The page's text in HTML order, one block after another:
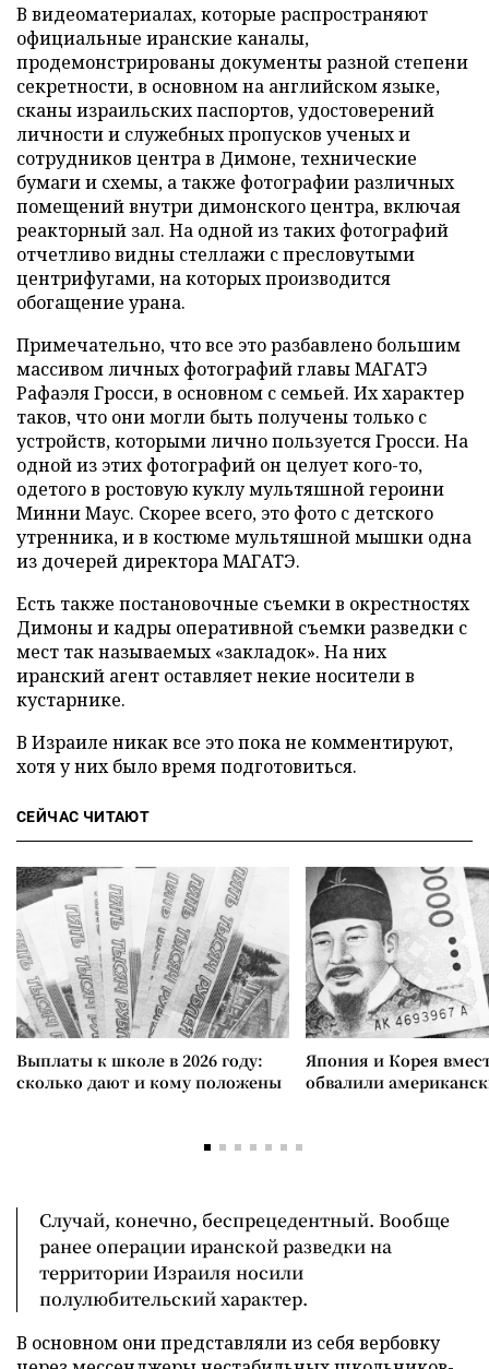
В видеоматериалах, которые распространяют
официальные иранские каналы,
продемонстрированы документы разной степени
секретности, в основном на английском языке,
сканы израильских паспортов, удостоверений
личности и служебных пропусков ученых и
сотрудников центра в Димоне, технические
бумаги и схемы, а также фотографии различных
помещений внутри димонского центра, включая
реакторный зал. На одной из таких фотографий
отчетливо видны стеллажи с пресловутыми
центрифугами, на которых производится
обогащение урана.
Примечательно, что все это разбавлено большим
массивом личных фотографий главы МАГАТЭ
Рафаэля Гросси, в основном с семьей. Их характер
таков, что они могли быть получены только с
устройств, которыми лично пользуется Гросси. На
одной из этих фотографий он целует кого-то,
одетого в ростовую куклу мультяшной героини
Минни Маус. Скорее всего, это фото с детского
утренника, и в костюме мультяшной мышки одна
из дочерей директора МАГАТЭ.
Есть также постановочные съемки в окрестностях
Димоны и кадры оперативной съемки разведки с
мест так называемых «закладок». На них
иранский агент оставляет некие носители в
кустарнике.
В Израиле никак все это пока не комментируют,
хотя у них было время подготовиться.
СЕЙЧАС ЧИТАЮТ
Выплаты к школе в 2026 году:
сколько дают и кому положены
Япония и Корея
обвалили
Случай, конечно, беспрецедентный. Вообще
ранее операции иранской разведки на
территории Израиля носили
полулюбительский характер.
В основном они представляли из себя вербовку